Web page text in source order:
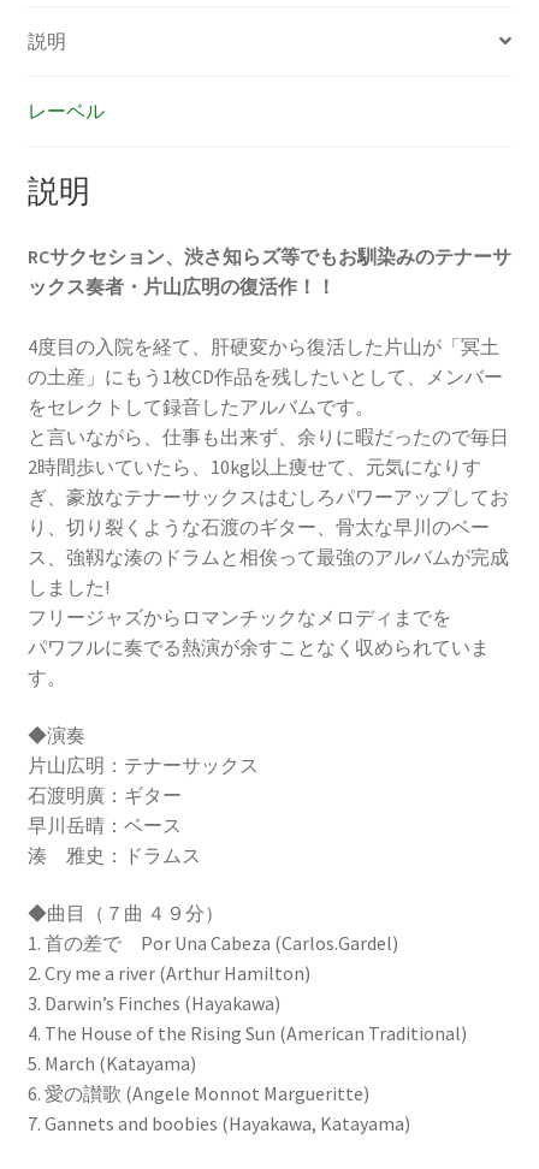
晴・
史
HOUR
個
説明
レーベル
説明
RCサクセション、渋さ知らズ等でもお馴染みのテナーサ
ックス奏者・片山広明の復活作！！
4度目の入院を経て、肝硬変から復活した片山が「冥土
の土産」にもう1枚CD作品を残したいとして、メンバー
をセレクトして録音したアルバムです。
と言いながら、仕事も出来ず、余りに暇だったので毎日
2時間歩いていたら、10kg以上痩せて、元気になりす
ぎ、豪放なテナーサックスはむしろパワーアップしてお
り、切り裂くような石渡のギター、骨太な早川のベー
ス、強靱な湊のドラムと相俟って最強のアルバムが完成
しました!
フリージャズからロマンチックなメロディまでを
パワフルに奏でる熱演が余すことなく収められていま
す。
◆演奏
片山広明：テナーサックス
石渡明廣：ギター
早川岳晴：ベース
湊 雅史：ドラムス
◆曲目（７曲 ４９分）
1. 首の差で Por Una Cabeza (Carlos.Gardel)
2. Cry me a river (Arthur Hamilton)
3. Darwin’s Finches (Hayakawa)
4. The House of the Rising Sun (American Traditional)
5. March (Katayama)
6. 愛の讃歌 (Angele Monnot Margueritte)
7. Gannets and boobies (Hayakawa, Katayama)